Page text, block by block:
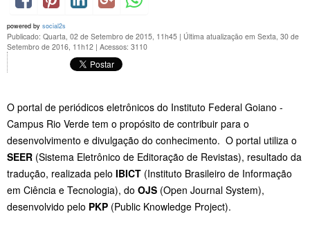
powered by social2s
Publicado: Quarta, 02 de Setembro de 2015, 11h45 | Última atualização em Sexta, 30 de
Setembro de 2016, 11h12 | Acessos: 3110
O portal de periódicos eletrônicos do Instituto Federal Goiano -
Campus Rio Verde tem o propósito de contribuir para o
desenvolvimento e divulgação do conhecimento. O portal utiliza o
SEER (Sistema Eletrônico de Editoração de Revistas), resultado da
tradução, realizada pelo IBICT (Instituto Brasileiro de Informação
em Ciência e Tecnologia), do OJS (Open Journal System),
desenvolvido pelo PKP (Public Knowledge Project).